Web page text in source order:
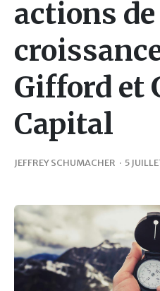
actions de
Gifford et
Capital
JEFFREY SCHUMACHER · 5